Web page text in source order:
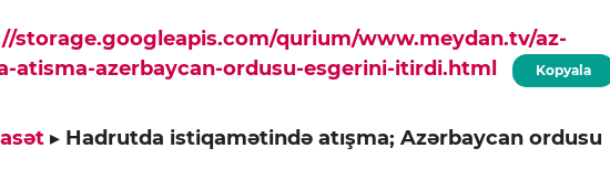
storage.googleapis.com/qurium/www.meydan.tv/az-
atisma-azerbaycan-ordusu-esgerini-itirdi.html
Kopyala
▸ Hadrutda istiqamətində atışma; Azərbaycan ordusu